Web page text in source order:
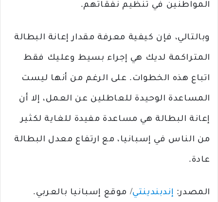
المواطنين في تنظيم نفقاتهم.
وبالتالي، فإن كيفية معرفة مقدار إعانة البطالة
المتراكمة لديك هي إجراء بسيط وعليك فقط
اتباع هذه الخطوات. على الرغم من أنها ليست
المساعدة الوحيدة للعاطلين عن العمل، إلا أن
إعانة البطالة هي مساعدة مفيدة للغاية لكثير
من الناس في إسبانيا، مع ارتفاع معدل البطالة
عادة.
المصدر: إندبندينتي/ موقع إسبانيا بالعربي.